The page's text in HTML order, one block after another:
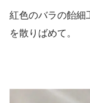
紅色のバラの飴細
を散りばめて。